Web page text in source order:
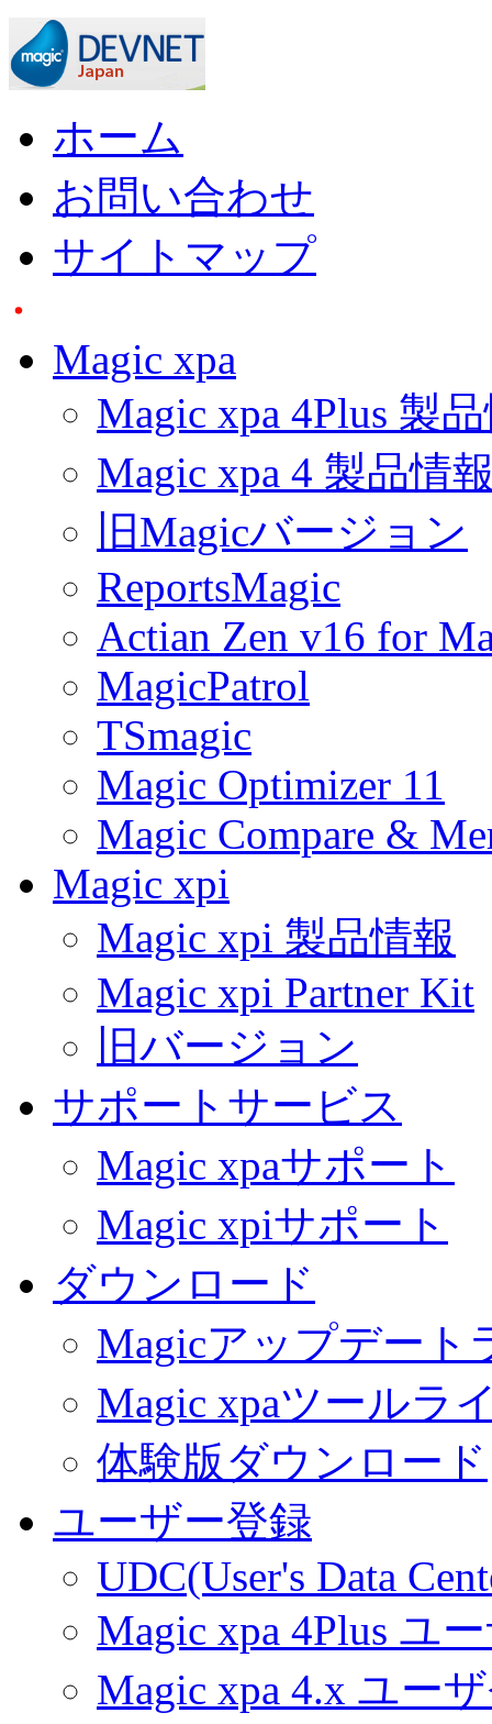
ホーム
お問い合わせ
サイトマップ
Magic xpa
Magic xpa 4Plus 製
Magic xpa 4 製品情
旧Magicバージョン
ReportsMagic
Actian Zen v16 for
MagicPatrol
TSmagic
Magic Optimizer 11
Magic Compare &
Magic xpi
Magic xpi 製品情報
Magic xpi Partner Kit
旧バージョン
サポートサービス
Magic xpaサポート
Magic xpiサポート
ダウンロード
Magicアップデート
Magic xpaツールラ
体験版ダウンロード
ユーザー登録
UDC(User's Data
Magic xpa 4Plus ユ
Magic xpa 4.x ユー